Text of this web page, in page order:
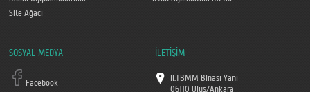
Site Ağacı
SOSYAL MEDYA
Facebook
İLETİŞİM
II.TBMM Binası Yanı
06110 Ulus/Ankara